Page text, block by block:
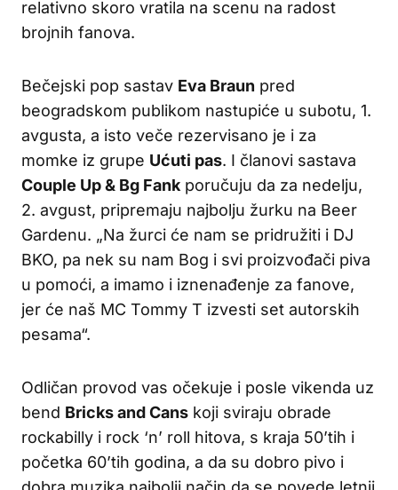
relativno skoro vratila na scenu na radost
brojnih fanova.
Bečejski pop sastav Eva Braun pred
beogradskom publikom nastupiće u subotu, 1.
avgusta, a isto veče rezervisano je i za
momke iz grupe Ućuti pas. I članovi sastava
Couple Up & Bg Fank poručuju da za nedelju,
2. avgust, pripremaju najbolju žurku na Beer
Gardenu. „Na žurci će nam se pridružiti i DJ
BKO, pa nek su nam Bog i svi proizvođači piva
u pomoći, a imamo i iznenađenje za fanove,
jer će naš MC Tommy T izvesti set autorskih
pesama“.
Odličan provod vas očekuje i posle vikenda uz
bend Bricks and Cans koji sviraju obrade
rockabilly i rock ‘n’ roll hitova, s kraja 50’tih i
početka 60’tih godina, a da su dobro pivo i